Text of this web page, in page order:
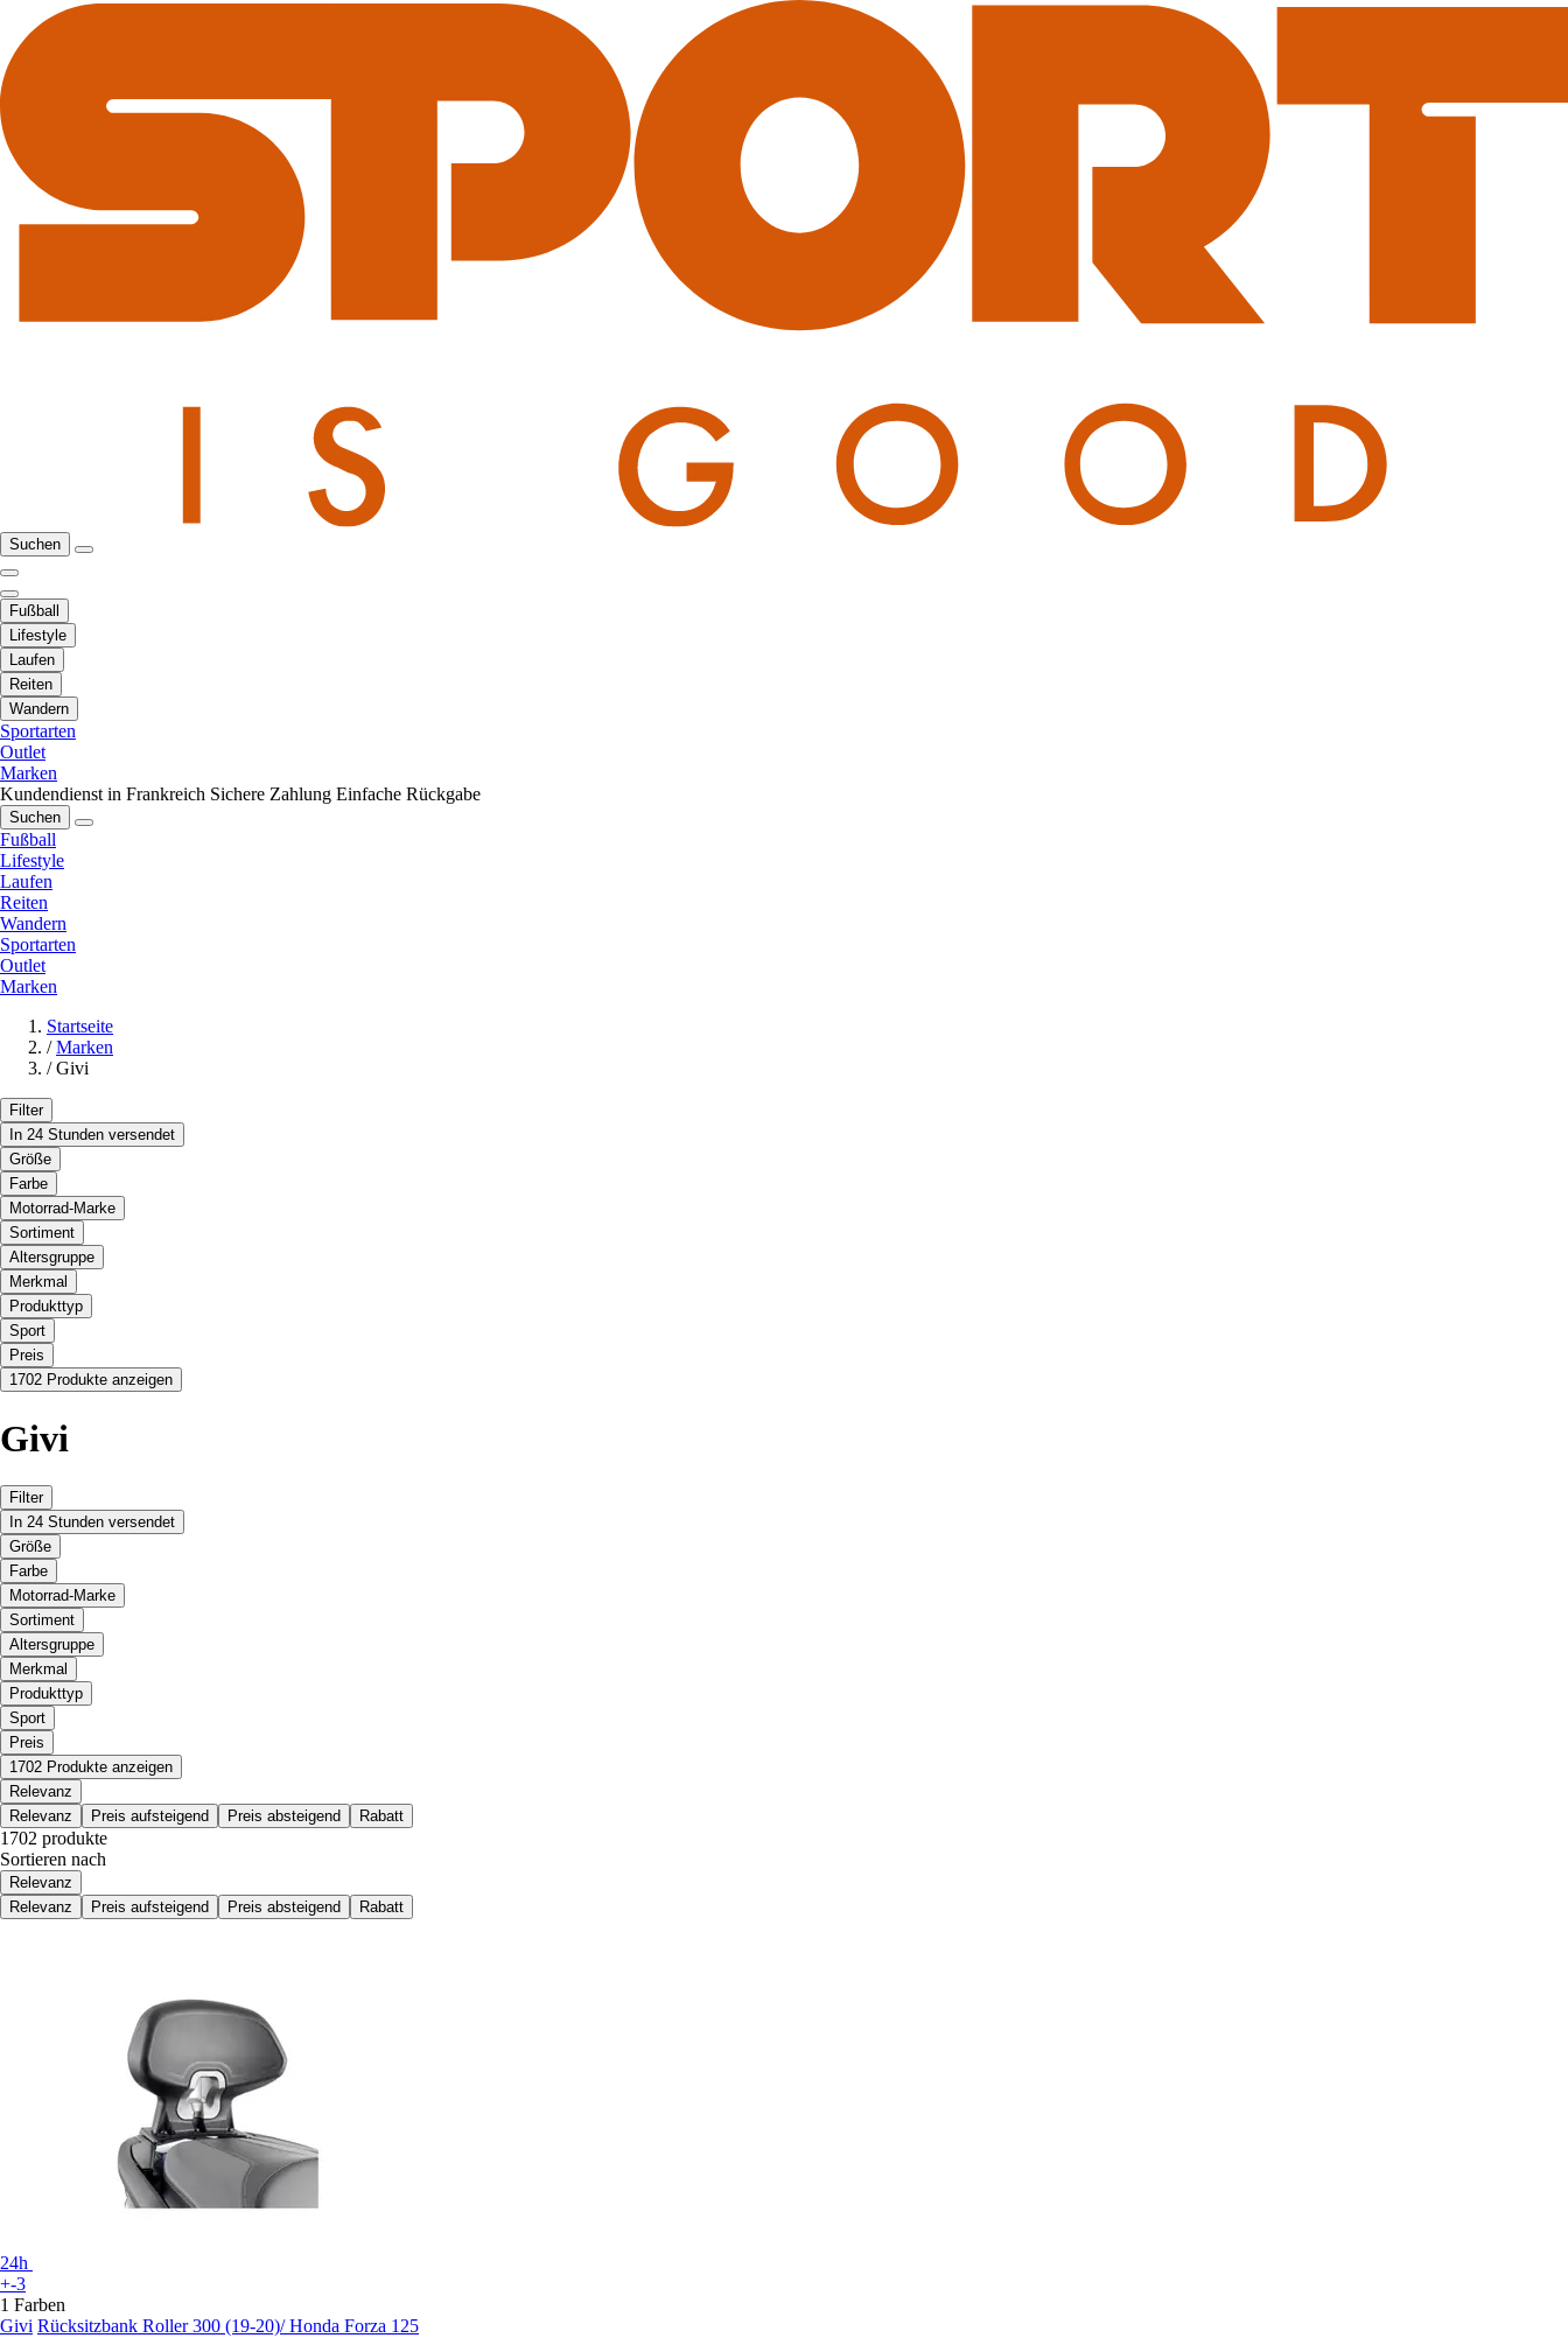
Suchen
Fußball
Lifestyle
Laufen
Reiten
Wandern
Sportarten
Outlet
Marken
Kundendienst in Frankreich Sichere Zahlung Einfache Rückgabe
Suchen
Fußball
Lifestyle
Laufen
Reiten
Wandern
Sportarten
Outlet
Marken
Startseite
/ Marken
/ Givi
Filter
In 24 Stunden versendet
Größe
Farbe
Motorrad-Marke
Sortiment
Altersgruppe
Merkmal
Produkttyp
Sport
Preis
1702 Produkte anzeigen
Givi
Filter
In 24 Stunden versendet
Größe
Farbe
Motorrad-Marke
Sortiment
Altersgruppe
Merkmal
Produkttyp
Sport
Preis
1702 Produkte anzeigen
Relevanz
Relevanz
Preis aufsteigend Preis absteigend Rabatt
1702 produkte
Sortieren nach
Relevanz
Relevanz
Preis aufsteigend Preis absteigend Rabatt
24h
+-3
1 Farben
Givi Rücksitzbank Roller 300 (19-20)/ Honda Forza 125